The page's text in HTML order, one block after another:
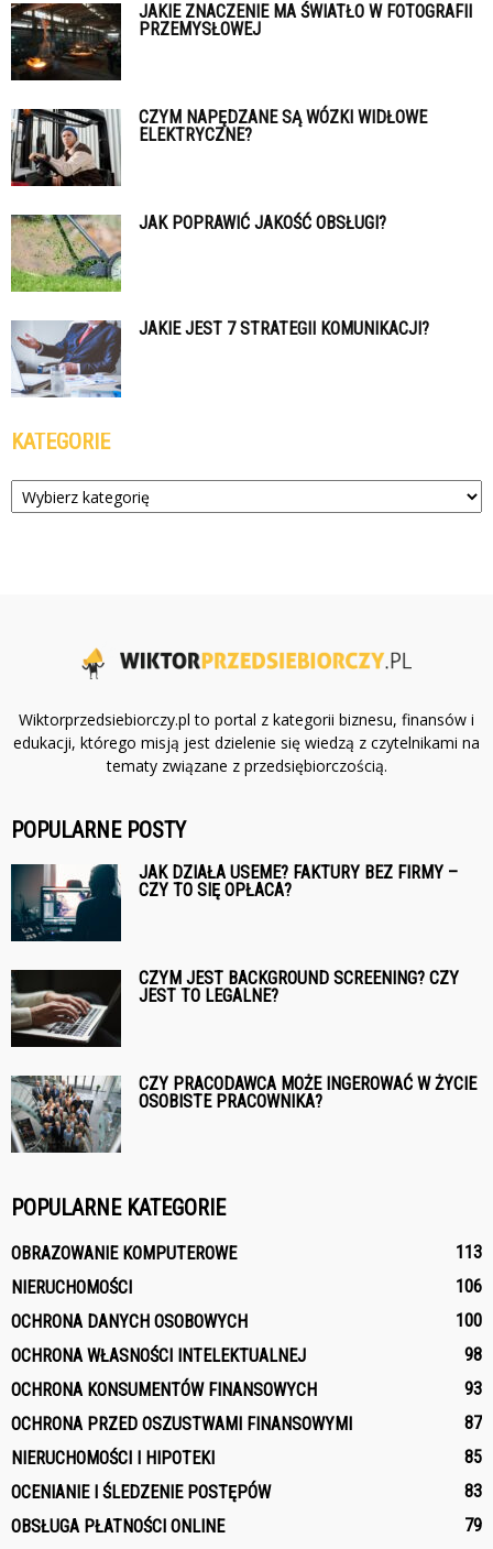
JAKIE ZNACZENIE MA ŚWIATŁO W FOTOGRAFII
PRZEMYSŁOWEJ
CZYM NAPĘDZANE SĄ WÓZKI WIDŁOWE
ELEKTRYCZNE?
JAK POPRAWIĆ JAKOŚĆ OBSŁUGI?
JAKIE JEST 7 STRATEGII KOMUNIKACJI?
KATEGORIE
Kategorie
Wiktorprzedsiebiorczy.pl to portal z kategorii biznesu, finansów i
edukacji, którego misją jest dzielenie się wiedzą z czytelnikami na
tematy związane z przedsiębiorczością.
POPULARNE POSTY
JAK DZIAŁA USEME? FAKTURY BEZ FIRMY –
CZY TO SIĘ OPŁACA?
CZYM JEST BACKGROUND SCREENING? CZY
JEST TO LEGALNE?
CZY PRACODAWCA MOŻE INGEROWAĆ W ŻYCIE
OSOBISTE PRACOWNIKA?
POPULARNE KATEGORIE
OBRAZOWANIE KOMPUTEROWE
113
NIERUCHOMOŚCI
106
OCHRONA DANYCH OSOBOWYCH
100
OCHRONA WŁASNOŚCI INTELEKTUALNEJ
98
OCHRONA KONSUMENTÓW FINANSOWYCH
93
OCHRONA PRZED OSZUSTWAMI FINANSOWYMI
87
NIERUCHOMOŚCI I HIPOTEKI
85
OCENIANIE I ŚLEDZENIE POSTĘPÓW
83
OBSŁUGA PŁATNOŚCI ONLINE
79